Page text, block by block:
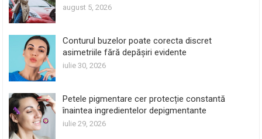
august 5, 2026
Conturul buzelor poate corecta discret
asimetriile fără depășiri evidente
iulie 30, 2026
Petele pigmentare cer protecție constantă
înaintea ingredientelor depigmentante
iulie 29, 2026